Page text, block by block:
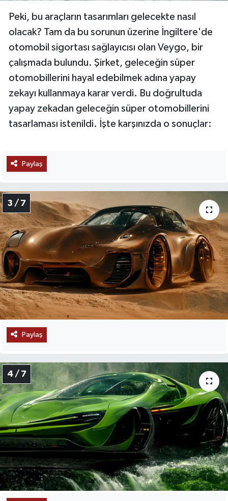
Peki, bu araçların tasarımları gelecekte nasıl
olacak? Tam da bu sorunun üzerine İngiltere'de
otomobil sigortası sağlayıcısı olan Veygo, bir
çalışmada bulundu. Şirket, geleceğin süper
otomobillerini hayal edebilmek adına yapay
zekayı kullanmaya karar verdi. Bu doğrultuda
yapay zekadan geleceğin süper otomobillerini
tasarlaması istenildi. İşte karşınızda o sonuçlar:
Paylaş
3 / 7
Paylaş
4 / 7